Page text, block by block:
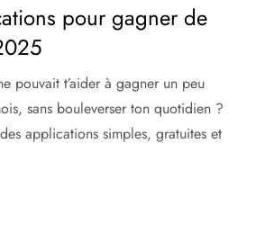
pour gagner de
pouvait t’aider à gagner un peu
sans bouleverser ton quotidien ?
applications simples, gratuites et